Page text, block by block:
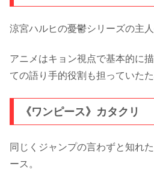
涼宮ハルヒの憂鬱シリーズの主人
アニメはキョン視点で基本的に
ての語り手的役割も担っていた
《ワンピース》カタクリ
同じくジャンプの言わずと知れ
ース。